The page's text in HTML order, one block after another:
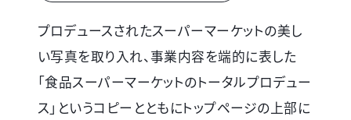
プロデュースされたスーパーマーケットの美し
い写真を取り入れ、事業内容を端的に表した
「食品スーパーマーケットのトータルプロデュー
ス」というコピーとともにトップページの上部に